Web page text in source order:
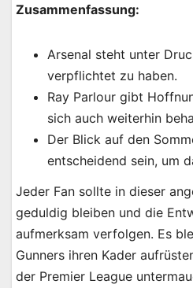
Zusammenfassung:
Arsenal steht unter
verpflichtet zu haben.
Ray Parlour gibt
sich auch weiterhin
Der Blick auf den
entscheidend sein, um
Jeder Fan sollte in dieser
geduldig bleiben und die
aufmerksam verfolgen. Es
Gunners ihren Kader
der Premier League